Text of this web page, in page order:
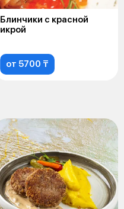
Блинчики с красной
икрой
от 5700 ₸